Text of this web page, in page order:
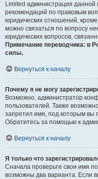
Limited администрация
рекомендаций по правовым
юридических отношений,
можно связаться по вопросу
юридических вопросов,
Примечание переводчика: в
силы..
Вернуться к началу
Почему я не могу
Возможно, администратор
пользователей. Также
запретил имя, под которым вы
Обратитесь за помощью к
Вернуться к началу
Я только что
Сначала проверьте свои имя
возможны два варианта. Если